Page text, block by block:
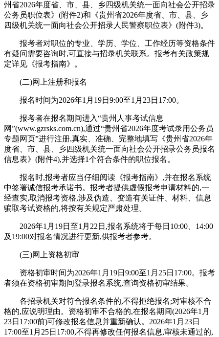
州省2026年度省、市、县、乡四级机关统一面向社会公开招录
公务员职位表》(附件2)和《贵州省2026年度省、市、县、乡
四级机关统一面向社会公开招录人民警察职位表》(附件3)。
报考者对职位的专业、学历、学位、工作经历等资格条件
有疑问需要咨询时,可直接与招录机关联系。报考有关政策规
定详见《报考指南》。
(二)网上注册和报名
报名时间为2026年1月19日9:00至1月23日17:00。
报考者在报名期间进入“贵州人事考试信息
网”(www.gzrsks.com.cn),通过“贵州省2026年度考试录用公务员
专题网页”进行注册,真实、准确、完整地填写《贵州省2026年
度省、市、县、乡四级机关统一面向社会公开招录公务员报名
信息表》(附件4),并选择1个符合条件的职位报名。
报名时,报考者应当仔细阅读《报考指南》,并在报名系统
中签署诚信报考承诺书。报考者提供虚假报考申请材料的,一
经查实,取消报考资格,涉及伪造、变造有关证件、材料、信息
骗取考试资格的,将按有关规定严肃处理。
2026年1月19日至1月22日,报名系统将于每日10:00、14:00
及19:00对报名情况进行更新,供报考者参考。
(三)网上资格初审
资格初审时间为2026年1月19日9:00至1月25日17:00。报考
者须在资格初审期间登录报名系统,查询资格初审结果。
各招录机关对符合报名条件的,不得拒绝报名;对审核不合
格的,应说明理由。资格初审不合格的,在报名期间(2026年1月
23日17:00前)可修改报名信息并重新确认。2026年1月23日
17:00至1月25日17:00,不得再修改任何报名信息,审核未通过的,